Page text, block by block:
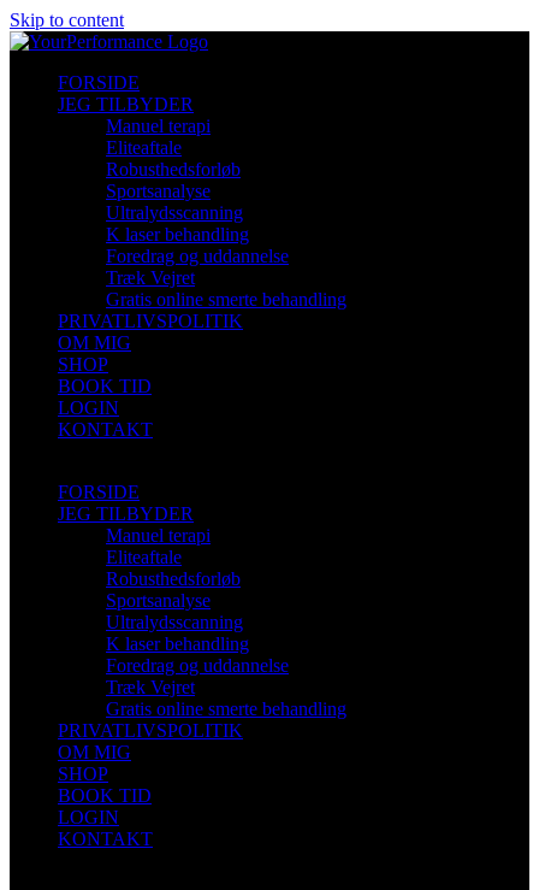
Skip to content
FORSIDE
JEG TILBYDER
Manuel terapi
Eliteaftale
Robusthedsforløb
Sportsanalyse
Ultralydsscanning
K laser behandling
Foredrag og uddannelse
Træk Vejret
Gratis online smerte behandling
PRIVATLIVSPOLITIK
OM MIG
SHOP
BOOK TID
LOGIN
KONTAKT
FORSIDE
JEG TILBYDER
Manuel terapi
Eliteaftale
Robusthedsforløb
Sportsanalyse
Ultralydsscanning
K laser behandling
Foredrag og uddannelse
Træk Vejret
Gratis online smerte behandling
PRIVATLIVSPOLITIK
OM MIG
SHOP
BOOK TID
LOGIN
KONTAKT